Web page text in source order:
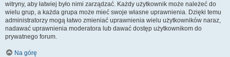
witryny, aby łatwiej było nimi zarządzać. Każdy użytkownik może należeć do
wielu grup, a każda grupa może mieć swoje własne uprawnienia. Dzięki temu
administratorzy mogą łatwo zmieniać uprawnienia wielu użytkowników naraz,
nadawać uprawnienia moderatora lub dawać dostęp użytkownikom do
prywatnego forum.
Na górę